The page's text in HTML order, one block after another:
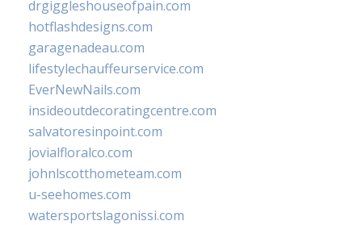
drgiggleshouseofpain.com
hotflashdesigns.com
garagenadeau.com
lifestylechauffeurservice.com
EverNewNails.com
insideoutdecoratingcentre.com
salvatoresinpoint.com
jovialfloralco.com
johnlscotthometeam.com
u-seehomes.com
watersportslagonissi.com